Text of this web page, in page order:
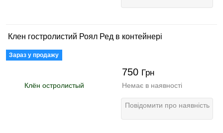
Клен гостролистий Роял Ред в контейнері
Зараз у продажу
750 Грн
Немає в наявності
Повідомити про наявність